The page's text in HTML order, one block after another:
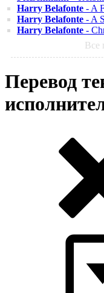
Harry Belafonte - A
Harry Belafonte - A
Harry Belafonte -
Все
Перевод